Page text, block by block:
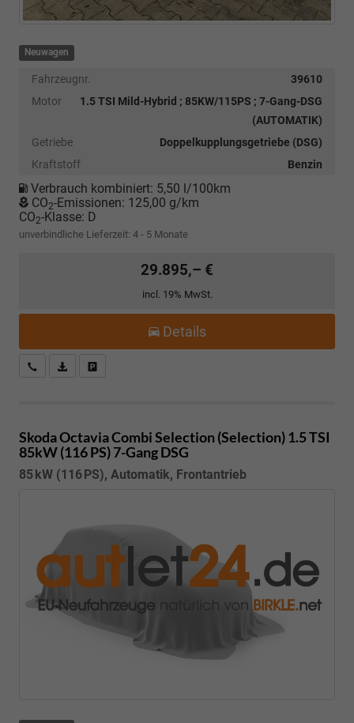
Neuwagen
Fahrzeugnr.
39610
Motor
1.5 TSI Mild-Hybrid ; 85KW/115PS ; 7-Gang-DSG
(AUTOMATIK)
Getriebe
Doppelkupplungsgetriebe (DSG)
Kraftstoff
Benzin
Verbrauch kombiniert: 5,50 l/100km
CO2-Emissionen: 125,00 g/km
CO2-Klasse: D
unverbindliche Lieferzeit: 4 - 5 Monate
29.895,– €
incl. 19% MwSt.
Details
Kostenloser Rückruf-Service
PDF-Datei, Fahrzeugexposé drucken
Skoda Octavia CombiSelection (Selection) 1.5 TSI
85kW (116 PS) 7-Gang DSG
85 kW (116 PS), Automatik, Frontantrieb